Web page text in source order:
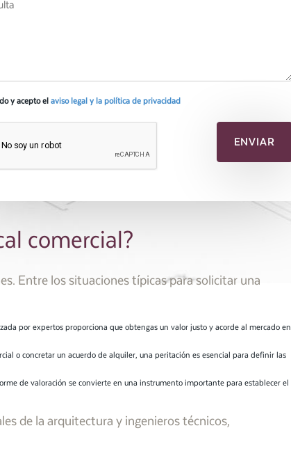
y acepto el aviso legal y la política de privacidad
comercial?
Entre los situaciones típicas para solicitar una
por expertos proporciona que obtengas un valor justo y acorde al mercado en
o concretar un acuerdo de alquiler, una peritación es esencial para definir las
de valoración se convierte en una instrumento importante para establecer el
de la arquitectura y ingenieros técnicos,